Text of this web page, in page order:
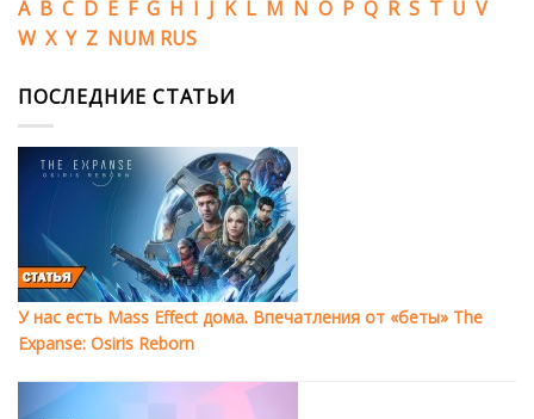
A B C D E F G H I J K L M N O P Q R S T U V
W X Y Z NUM RUS
ПОСЛЕДНИЕ СТАТЬИ
У нас есть Mass Effect дома. Впечатления от «беты» The
Expanse: Osiris Reborn